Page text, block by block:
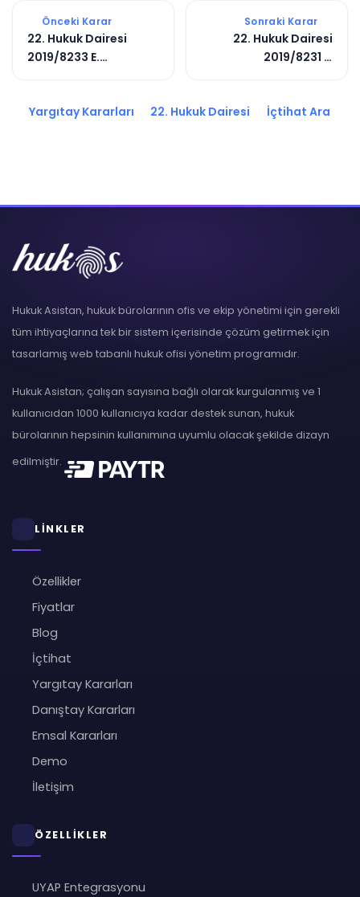
Önceki Karar
22. Hukuk Dairesi
2019/8233 E.
Sonraki Karar
22. Hukuk Dairesi
2019/8231 E.
Yargıtay Kararları 22. Hukuk Dairesi İçtihat Ara
Hukuk Asistan, hukuk bürolarının ofis ve ekip yönetimi için gerekli
tüm ihtiyaçlarına tek bir sistem içerisinde çözüm getirmek için
tasarlamış web tabanlı hukuk ofisi yönetim programıdır.
Hukuk Asistan; çalışan sayısına bağlı olarak kurgulanmış ve 1
kullanıcıdan 1000 kullanıcıya kadar destek sunan, hukuk
bürolarının hepsinin kullanımına uyumlu olacak şekilde dizayn
edilmiştir.
LİNKLER
Özellikler
Fiyatlar
Blog
İçtihat
Yargıtay Kararları
Danıştay Kararları
Emsal Kararları
Demo
İletişim
ÖZELLİKLER
UYAP Entegrasyonu